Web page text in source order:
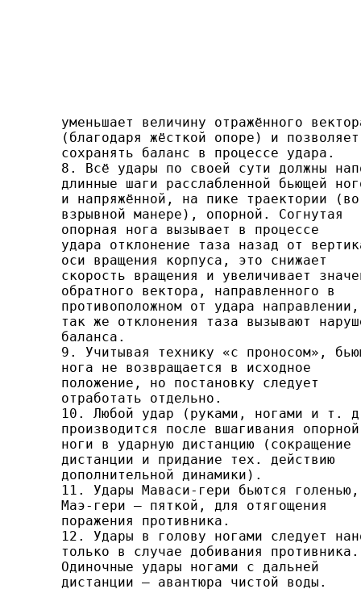
уменьшает величину отражённого
(благодаря жёсткой опоре) и позволяет
сохранять баланс в процессе удара.
8. Всё удары по своей сути должны
длинные шаги расслабленной бьющей
и напряжённой, на пике траектории (во
взрывной манере), опорной. Согнутая
опор­ная нога вызывает в процессе
удара отклонение таза назад от
оси вращения корпуса, это снижает
скорость вращения и увеличивает
обратного вектора, направ­ленного в
противоположном от удара направлении,
так же отклонения таза вызывают
баланса.
9. Учитывая технику «с проносом»,
нога не воз­вращается в исходное
положение, но постановку следует
отработать отдельно.
10. Любой удар (руками, ногами и т.
производится после вшагивания опорной
ноги в ударную дистанцию (сокраще­ние
дистанции и придание тех. действию
дополнительной динамики).
11. Удары Маваси-гери бьются голенью,
Маэ-гери — пят­кой, для отягощения
поражения противника.
12. Удары в голову ногами следует
только в слу­чае добивания противника.
Одиночные удары ногами с даль­ней